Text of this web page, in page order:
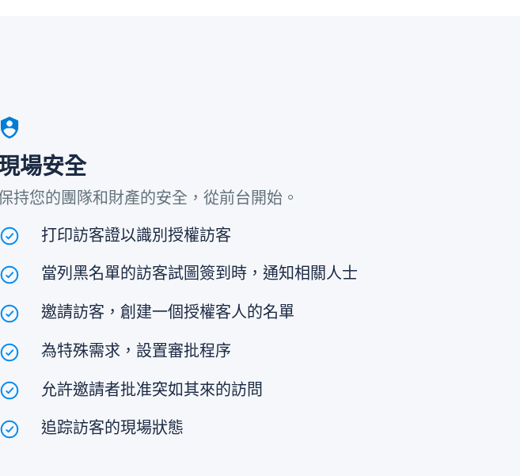
場安全
持您的團隊和財產的安全，從前台開始。
打印訪客證以識別授權訪客
當列黑名單的訪客試圖簽到時，通知相關人士
邀請訪客，創建一個授權客人的名單
為特殊需求，設置審批程序
允許邀請者批准突如其來的訪問
追踪訪客的現場狀態